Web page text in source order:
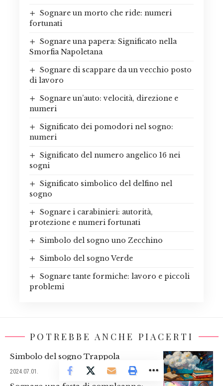
Sognare un morto che ride: numeri
fortunati
Sognare una papera: Significato nella
Smorfia Napoletana
Sognare di scappare da un vecchio posto
di lavoro
Sognare un’auto: velocità, direzione e
numeri
Significato dei pomodori nel sogno:
numeri
Significato del numero angelico 16 nei
sogni
Significato simbolico del delfino nel
sogno
Sognare i carabinieri: autorità,
protezione e numeri fortunati
Simbolo del sogno uno Zecchino
Simbolo del sogno Verde
Sognare tante formiche: lavoro e piccoli
problemi
POTREBBE ANCHE PIACERTI
Simbolo del sogno Trappola
2024.07.01.